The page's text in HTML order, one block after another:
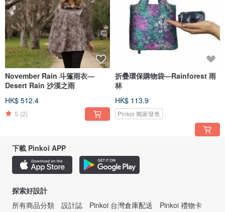
November Rain 斗篷雨衣—
Desert Rain 沙漠之雨
HK$ 512.4
5 (2)
折疊環保購物袋—Rainforest 雨
林
HK$ 113.9
Pinkoi 獨家發售
下載 Pinkoi APP
探索好設計
所有商品分類
設計誌 Pinkoi 台灣倉庫配送
Pinkoi 禮物卡